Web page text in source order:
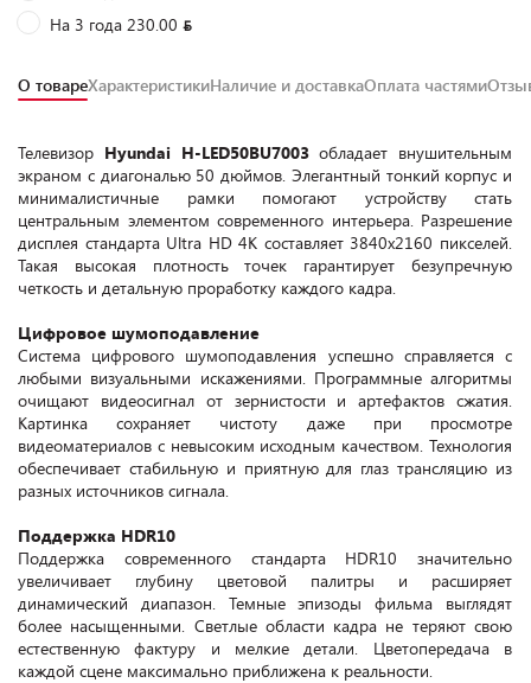
На 3 года 230.00
О товареХарактеристикиНаличие и доставкаОплата частями
Телевизор Hyundai H-LED50BU7003обладает внушительным
экраном с диагональю 50 дюймов. Элегантный тонкий корпус и
минималистичные рамки помогают устройству стать
центральным элементом современного интерьера. Разрешение
дисплея стандарта Ultra HD 4K составляет 3840x2160 пикселей.
Такая высокая плотность точек гарантирует безупречную
четкость и детальную проработку каждого кадра.
Цифровое шумоподавление
Система цифрового шумоподавления успешно справляется с
любыми визуальными искажениями. Программные алгоритмы
очищают видеосигнал от зернистости и артефактов сжатия.
Картинка сохраняет чистоту даже при просмотре
видеоматериалов с невысоким исходным качеством. Технология
обеспечивает стабильную и приятную для глаз трансляцию из
разных источников сигнала.
Поддержка HDR10
Поддержка современного стандарта HDR10 значительно
увеличивает глубину цветовой палитры и расширяет
динамический диапазон. Темные эпизоды фильма выглядят
более насыщенными. Светлые области кадра не теряют свою
естественную фактуру и мелкие детали. Цветопередача в
каждой сцене максимально приближена к реальности.